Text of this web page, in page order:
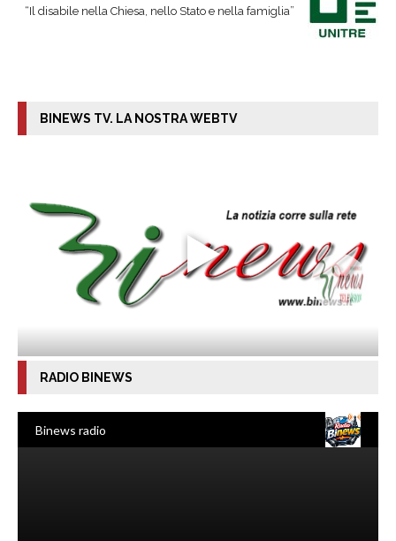
“Il disabile nella Chiesa, nello Stato e nella famiglia”
BINEWS TV. LA NOSTRA WEBTV
RADIO BINEWS